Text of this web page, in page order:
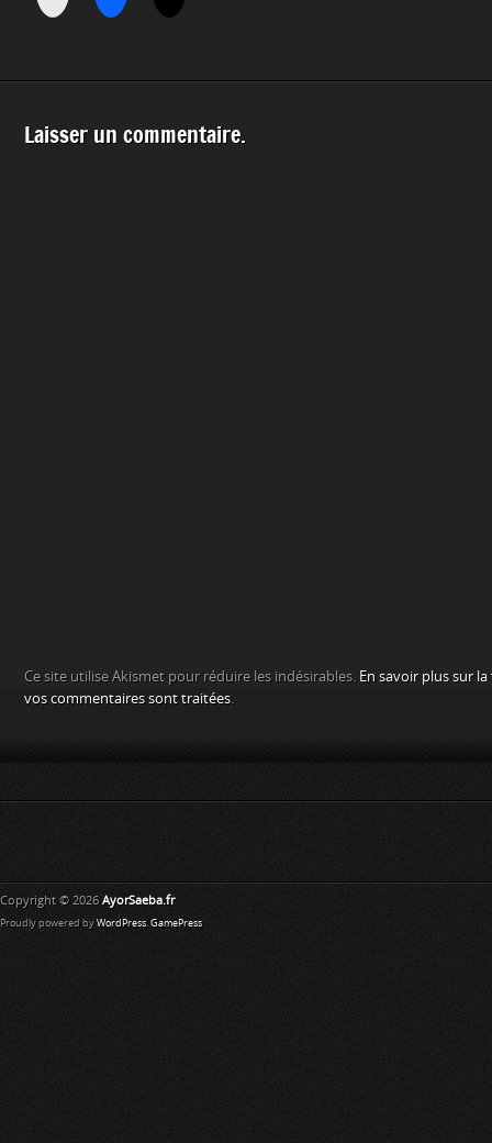
Laisser un commentaire.
Ce site utilise Akismet pour réduire les indésirables. En savoir plus sur
vos commentaires sont traitées.
Copyright © 2026 AyorSaeba.fr
Proudly powered by WordPress. GamePress